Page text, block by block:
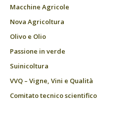
Macchine Agricole
Nova Agricoltura
Olivo e Olio
Passione in verde
Suinicoltura
VVQ – Vigne, Vini e Qualità
Comitato tecnico scientifico